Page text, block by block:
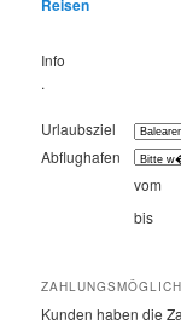
Reisen
Info
.
Urlaubsziel
Abflughafen
vom
bis
Kunden haben die